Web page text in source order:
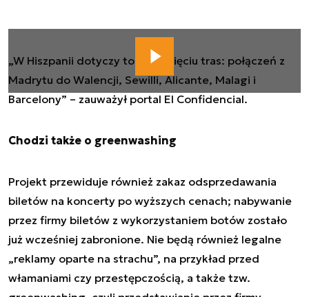
„W Hiszpanii dotyczy to tylko pięciu tras: połączeń z
Madrytu do Walencji, Sewilli, Alicante, Malagi i
Barcelony” – zauważył portal El Confidencial.
Chodzi także o greenwashing
Projekt przewiduje również zakaz odsprzedawania
biletów na koncerty po wyższych cenach; nabywanie
przez firmy biletów z wykorzystaniem botów zostało
już wcześniej zabronione. Nie będą również legalne
„reklamy oparte na strachu”, na przykład przed
włamaniami czy przestępczością, a także tzw.